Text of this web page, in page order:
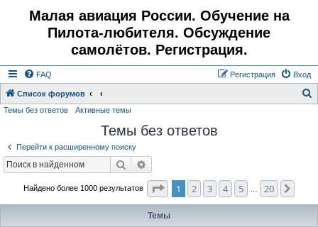
Малая авиация России. Обучение на
Пилота-любителя. Обсуждение
самолётов. Регистрация.
FAQ Вход
Регистрация
Список форумов
Темы без ответов Активные темы
Темы без ответов
Перейти к расширенному поиску
Поиск
Найдено более 1000 результатов Страница1 из
1 2 3 4 5 20
Темы